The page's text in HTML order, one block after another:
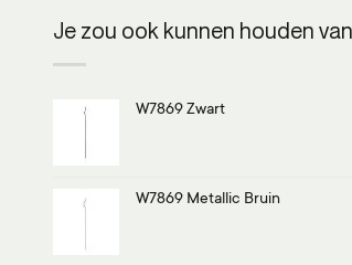
Je zou ook kunnen houden
W7869 Zwart
W7869 Metallic Bruin